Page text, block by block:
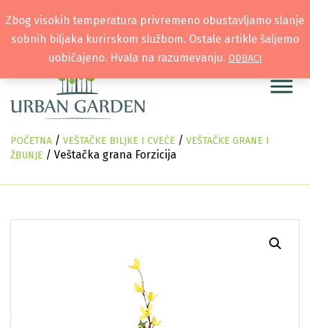
POČETNA / VEŠTAČKE BILJKE I CVEĆE / VEŠTAČKE GRANE I
ŽBUNJE / Veštačka grana Forzicija
Zbog visokih temperatura privremeno obustavljamo slanje
sobnih biljaka kurirskom službom. Ostale artikle šaljemo
uobičajeno. Hvala na razumevanju. ODBACI